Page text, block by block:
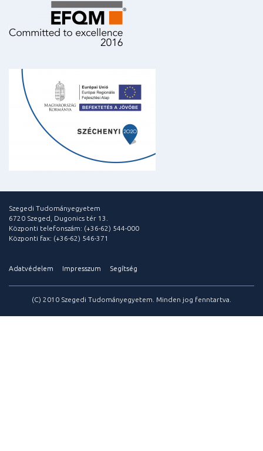
Szegedi Tudományegyetem
6720 Szeged, Dugonics tér 13.
Központi telefonszám: (+36-62) 544-000
Központi fax: (+36-62) 546-371
Adatvédelem Impresszum Segítség
(C) 2010 Szegedi Tudományegyetem. Minden jog fenntartva.